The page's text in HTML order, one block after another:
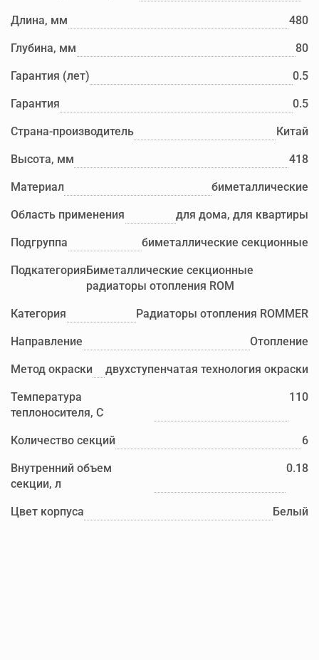
Длина, мм 480
Глубина, мм 80
Гарантия (лет) 0.5
Гарантия 0.5
Страна-производитель Китай
Высота, мм 418
Материал биметаллические
Область применения для дома, для квартиры
Подгруппа биметаллические секционные
ПодкатегорияБиметаллические секционные
радиаторы отопления ROM
Категория Радиаторы отопления ROMMER
Направление Отопление
Метод окраски двухступенчатая технология окраски
Температура
теплоносителя, С
110
Количество секций 6
Внутренний объем
секции, л
0.18
Цвет корпуса Белый